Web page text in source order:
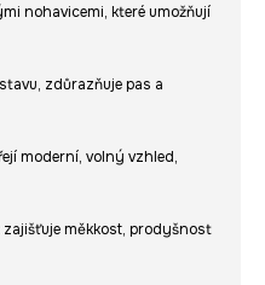
nohavicemi, které umožňují
zdůrazňuje pas a
moderní, volný vzhled,
zajišťuje měkkost, prodyšnost